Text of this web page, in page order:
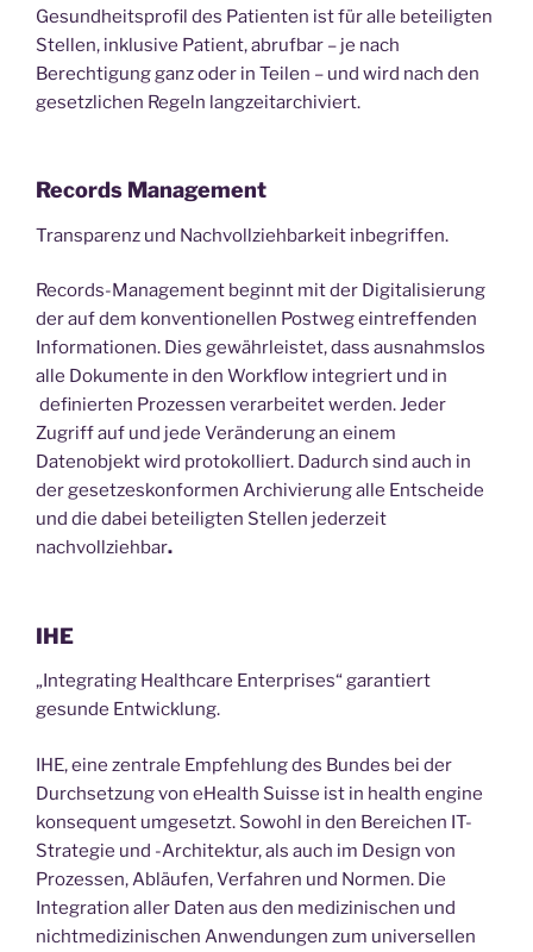
Gesundheitsprofil des Patienten ist für alle beteiligten
Stellen, inklusive Patient, abrufbar – je nach
Berechtigung ganz oder in Teilen – und wird nach den
gesetzlichen Regeln langzeitarchiviert.
Records Management
Transparenz und Nachvollziehbarkeit inbegriffen.
Records-Management beginnt mit der Digitalisierung
der auf dem konventionellen Postweg eintreffenden
Informationen. Dies gewährleistet, dass ausnahmslos
alle Dokumente in den Workflow integriert und in
definierten Prozessen verarbeitet werden. Jeder
Zugriff auf und jede Veränderung an einem
Datenobjekt wird protokolliert. Dadurch sind auch in
der gesetzeskonformen Archivierung alle Entscheide
und die dabei beteiligten Stellen jederzeit
nachvollziehbar.
IHE
„Integrating Healthcare Enterprises“ garantiert
gesunde Entwicklung.
IHE, eine zentrale Empfehlung des Bundes bei der
Durchsetzung von eHealth Suisse ist in health engine
konsequent umgesetzt. Sowohl in den Bereichen IT-
Strategie und -Architektur, als auch im Design von
Prozessen, Abläufen, Verfahren und Normen. Die
Integration aller Daten aus den medizinischen und
nichtmedizinischen Anwendungen zum universellen